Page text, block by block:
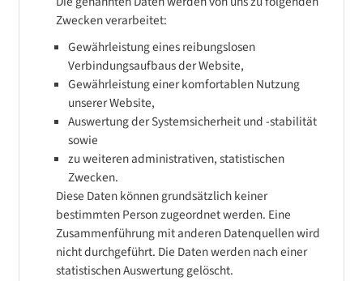
Zwecken verarbeitet:
Gewährleistung eines reibungslosen
Verbindungsaufbaus der Website,
Gewährleistung einer komfortablen Nutzung
unserer Website,
Auswertung der Systemsicherheit und -stabilität
sowie
zu weiteren administrativen, statistischen
Zwecken.
Diese Daten können grundsätzlich keiner
bestimmten Person zugeordnet werden. Eine
Zusammenführung mit anderen Datenquellen wird
nicht durchgeführt. Die Daten werden nach einer
statistischen Auswertung gelöscht.